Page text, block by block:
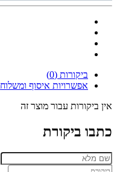
ביקורות (0)
אפשרויות איסוף ומשלוח
אין ביקורות עבור מוצר זה
כתבו ביקורת